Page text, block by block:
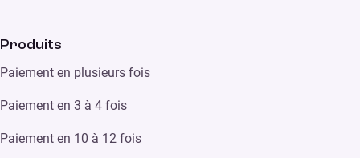
Produits
Paiement en plusieurs fois
Paiement en 3 à 4 fois
Paiement en 10 à 12 fois